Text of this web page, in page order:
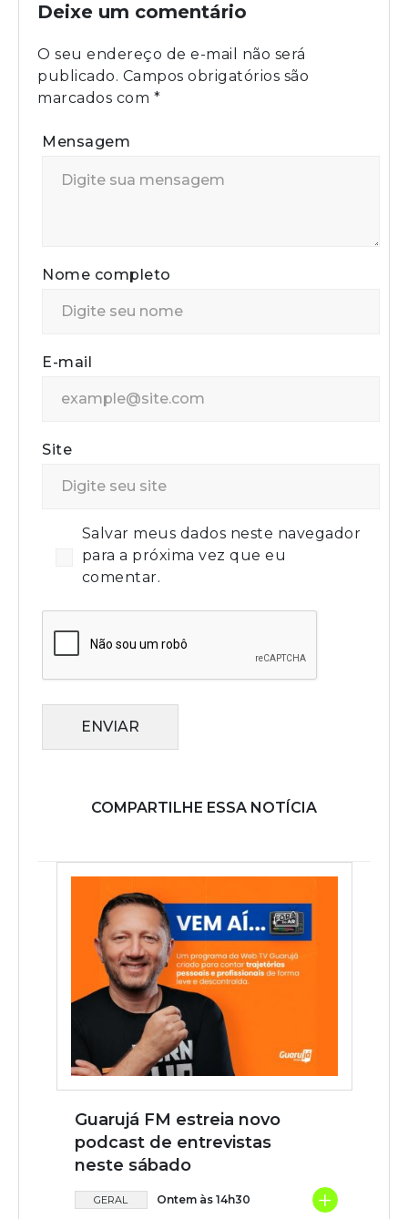
Deixe um comentário
O seu endereço de e-mail não será
publicado. Campos obrigatórios são
marcados com *
Mensagem
Nome completo
E-mail
Site
Salvar meus dados neste navegador
para a próxima vez que eu
comentar.
ENVIAR
COMPARTILHE ESSA NOTÍCIA
Guarujá FM estreia novo
podcast de entrevistas
neste sábado
GERAL Ontem às 14h30 +